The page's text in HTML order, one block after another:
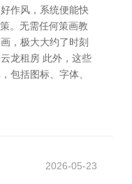
作风，系统便能快
。无需任何策画教
，极大大约了时刻
龙租房 此外，这些
包括图标、字体、
2026-05-23